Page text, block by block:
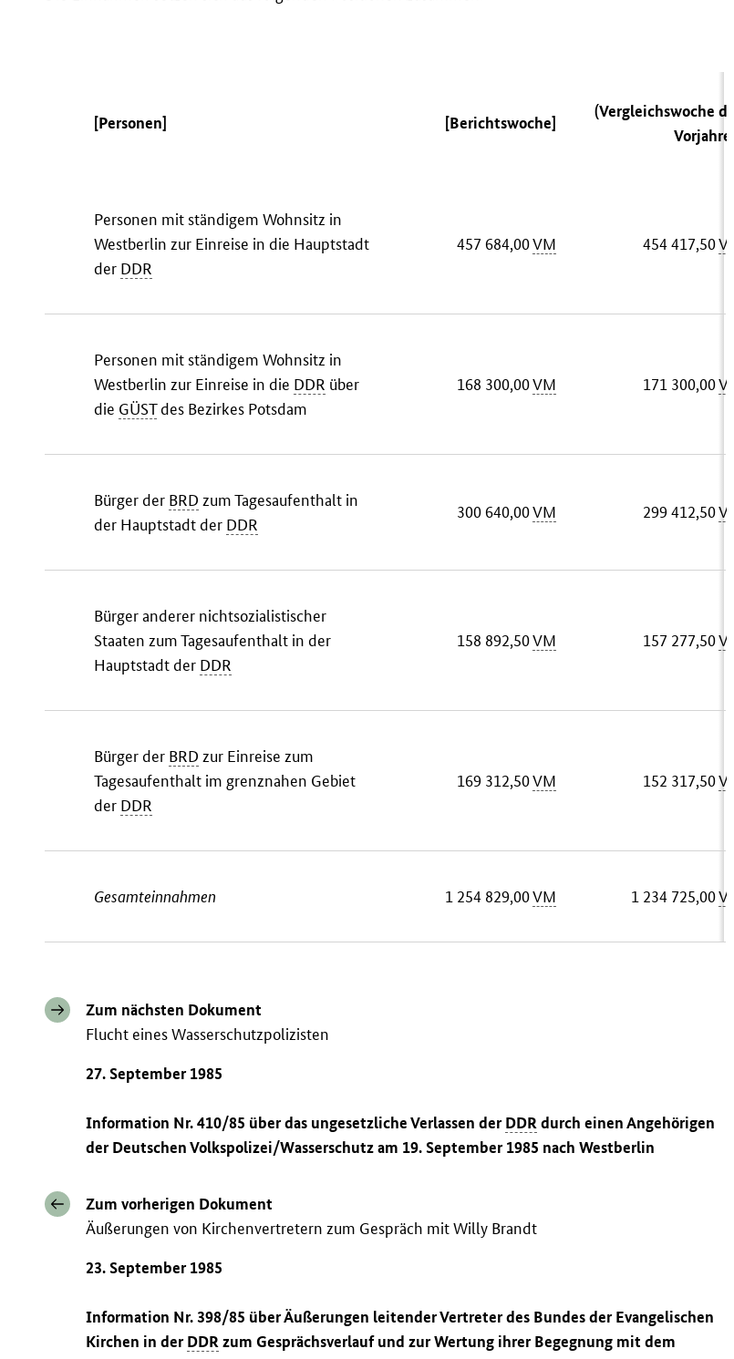
[Personen] [Berichtswoche]
(Vergleichswoche des
Vorjahres)
Personen mit ständigem Wohnsitz in
Westberlin zur Einreise in die Hauptstadt
der DDR
457 684,00VM 454 417,50VM
Personen mit ständigem Wohnsitz in
Westberlin zur Einreise in die DDR über
die GÜSTdes Bezirkes Potsdam
168 300,00VM 171 300,00VM
Bürger der BRD zum Tagesaufenthalt in
der Hauptstadt der DDR
300 640,00VM 299 412,50VM
Bürger anderer nichtsozialistischer
Staaten zum Tagesaufenthalt in der
Hauptstadt der DDR
158 892,50VM 157 277,50VM
Bürger der BRD zur Einreise zum
Tagesaufenthalt im grenznahen Gebiet
der DDR
169 312,50VM 152 317,50VM
Gesamteinnahmen 1 254 829,00VM 1 234 725,00VM
Zum nächsten Dokument
Flucht eines Wasserschutzpolizisten
27. September 1985
Information Nr. 410/85 über das ungesetzliche Verlassen derDDR durch einen Angehörigen
der Deutschen Volkspolizei/Wasserschutz am 19. September 1985 nach Westberlin
Zum vorherigen Dokument
Äußerungen von Kirchenvertretern zum Gespräch mit Willy Brandt
23. September 1985
Information Nr. 398/85 über Äußerungen leitender Vertreter des Bundes der Evangelischen
Kirchen in derDDR zum Gesprächsverlauf und zur Wertung ihrer Begegnung mit dem